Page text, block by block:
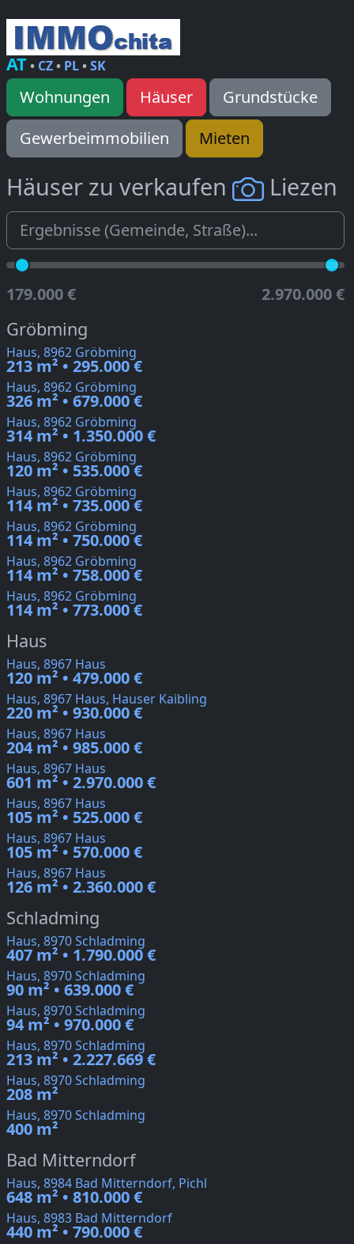
AT• CZ• PL•SK
Wohnungen Häuser
Grundstücke
Gewerbeimmobilien
Mieten
Häuser zu verkaufen Liezen
179.000 € 2.970.000 €
Gröbming
Haus, 8962 Gröbming
213 m² • 295.000 €
Haus, 8962 Gröbming
326 m² • 679.000 €
Haus, 8962 Gröbming
314 m² • 1.350.000 €
Haus, 8962 Gröbming
120 m² • 535.000 €
Haus, 8962 Gröbming
114 m² • 735.000 €
Haus, 8962 Gröbming
114 m² • 750.000 €
Haus, 8962 Gröbming
114 m² • 758.000 €
Haus, 8962 Gröbming
114 m² • 773.000 €
Haus
Haus, 8967 Haus
120 m² • 479.000 €
Haus, 8967 Haus, Hauser Kaibling
220 m² • 930.000 €
Haus, 8967 Haus
204 m² • 985.000 €
Haus, 8967 Haus
601 m² • 2.970.000 €
Haus, 8967 Haus
105 m² • 525.000 €
Haus, 8967 Haus
105 m² • 570.000 €
Haus, 8967 Haus
126 m² • 2.360.000 €
Schladming
Haus, 8970 Schladming
407 m² • 1.790.000 €
Haus, 8970 Schladming
90 m² • 639.000 €
Haus, 8970 Schladming
94 m² • 970.000 €
Haus, 8970 Schladming
213 m² • 2.227.669 €
Haus, 8970 Schladming
208 m²
Haus, 8970 Schladming
400 m²
Bad Mitterndorf
Haus, 8984 Bad Mitterndorf, Pichl
648 m² • 810.000 €
Haus, 8983 Bad Mitterndorf
440 m² • 790.000 €